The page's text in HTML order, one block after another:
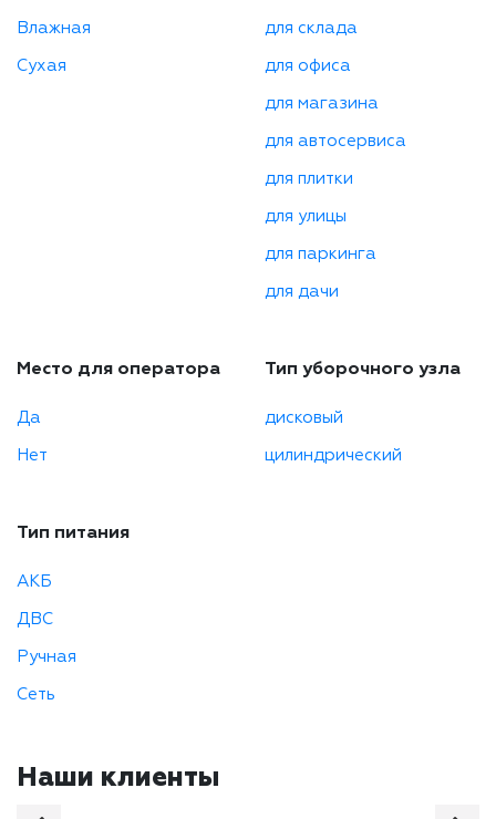
Влажная
Сухая
для склада
для офиса
для магазина
для автосервиса
для плитки
для улицы
для паркинга
для дачи
Место для оператора
Да
Нет
Тип уборочного узла
дисковый
цилиндрический
Тип питания
АКБ
ДВС
Ручная
Сеть
Наши клиенты